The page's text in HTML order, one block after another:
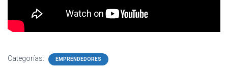
Categorías: EMPRENDEDORES